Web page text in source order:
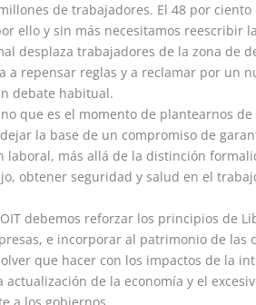
de trabajadores. El 48 por
ello y sin más necesitamos reescribir
desplaza trabajadores de la zona de
a repensar reglas y a reclamar por un
debate habitual.
que es el momento de plantearnos
la base de un compromiso de
laboral, más allá de la distinción
obtener seguridad y salud en el
debemos reforzar los principios de
e incorporar al patrimonio de las
que hacer con los impactos de la
de la economía y el